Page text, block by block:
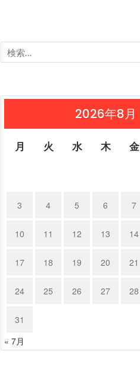
2026年8月
月 火 水 木 金
3 4 5 6 7
10 11 12 13 14
17 18 19 20 21
24 25 26 27 28
31
« 7月